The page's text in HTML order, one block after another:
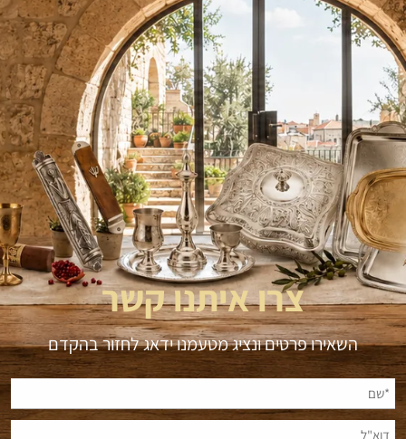
צרו איתנו קשר
השאירו פרטים ונציג מטעמנו ידאג לחזור בהקדם